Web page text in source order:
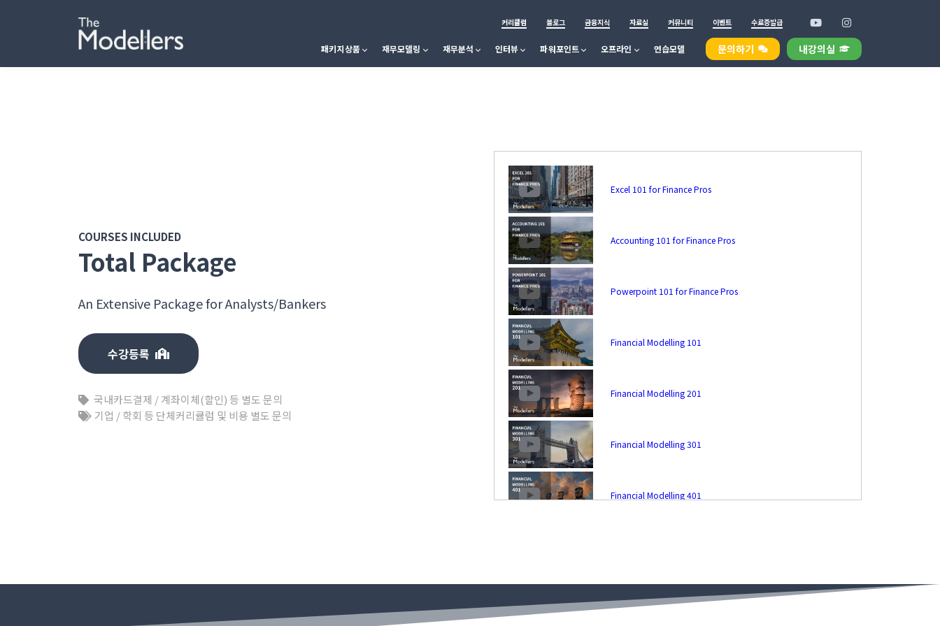
커리큘럼 블로그 금융지식 자료실 커뮤니티 이벤트 수료증발급
패키지상품 재무모델링 재무분석 인터뷰 파워포인트 오프라인 연습모델 문의하기 내강의실
COURSES INCLUDED
Total Package
An Extensive Package for Analysts/Bankers
수강등록
국내카드결제 / 계좌이체(할인) 등 별도 문의
기업 / 학회 등 단체커리큘럼 및 비용 별도 문의
Excel 101 for Finance Pros
Accounting 101 for Finance Pros
Powerpoint 101 for Finance Pros
Financial Modelling 101
Financial Modelling 201
Financial Modelling 301
Financial Modelling 401
Leveraged Buyout Modelling